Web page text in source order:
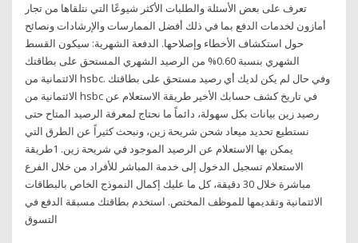
تعرف على بعض الأسئلة والطلبات الأكثر شيوعًا التي نتلقاها من تجار
أمازون لخدمات الدفع بما في ذلك أفضل الممارسات والإرشادات ونصائح
حول استكشاف الأخطاء وإصلاحها. الدفعة الشهرية: سيكون القسط
الشهري بنسبة 0.60% من الرصيد الشهري المستحق على بطاقتك
الائتمانية من hsbc. وفي حال لم يكن لديك أي رصيد مستحق على بطاقتك
الائتمانية من hsbc في تاريخ كشف حسابك الأخير طريقة الاستعلام عن
رصيد زين بيانات بكل سهولة، دائماً ما نحتاج لمعرفة الرصيد المتاح حتى
نستطيع تحديد ميعاد شحن شريحة زين، ونبحث كثيراً عن الطرق التي
يمكن بها الاستعلام عن الرصيد الموجود في شريحة زين. 1طريقة
الاستعلام تسجيل الدخول إلى خدمة المباشر للأفراد من خلال الفرع
مباشرة خلال 30 دقيقة، كل ما عليك إكمال النموذج الخاص بالبطاقات
الائتمانية وتقديمها للموظف المختص. استخدم بطاقتك مسبقة الدفع في
التسوق